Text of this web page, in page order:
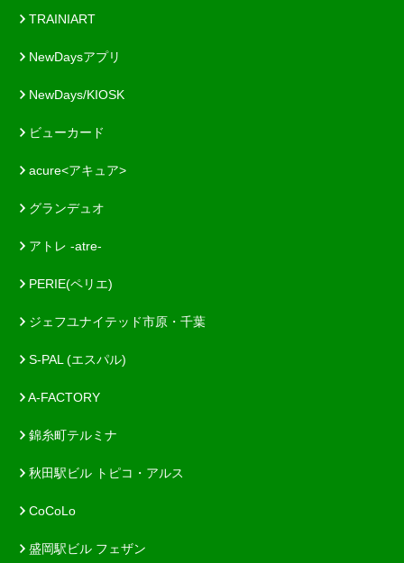
TRAINIART
NewDaysアプリ
NewDays/KIOSK
ビューカード
acure<アキュア>
グランデュオ
アトレ -atre-
PERIE(ペリエ)
ジェフユナイテッド市原・千葉
S-PAL (エスパル)
A-FACTORY
錦糸町テルミナ
秋田駅ビル トピコ・アルス
CoCoLo
盛岡駅ビル フェザン